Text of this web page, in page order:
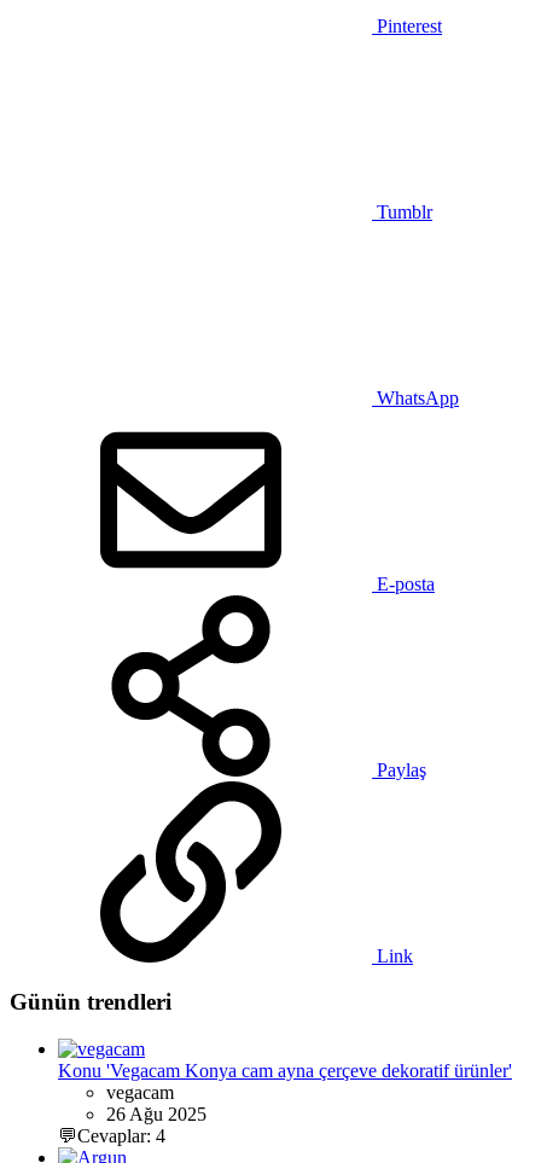
Pinterest
Tumblr
WhatsApp
E-posta
Paylaş
Link
Günün trendleri
Konu 'Vegacam Konya cam ayna çerçeve dekoratif ürünler'
vegacam
26 Ağu 2025
💬Cevaplar: 4